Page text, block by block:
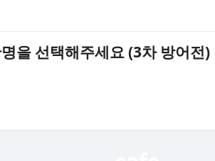
을 선택해주세요 (3차 방어전)